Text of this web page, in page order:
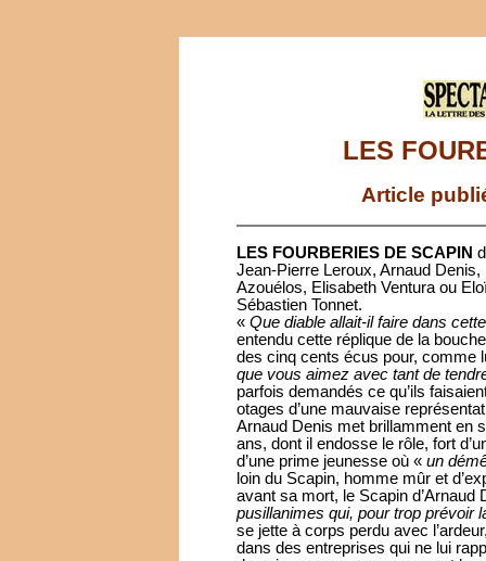
LES
Article
LES FOURBERIES DE SCAPIN
Jean-Pierre Leroux, Arnaud
Azouélos, Elisabeth Ventura ou
Sébastien Tonnet.
« Que diable allait-il faire dans
entendu cette réplique de la
des cinq cents écus pour, comme
que vous aimez avec tant de
parfois demandés ce qu’ils
otages d’une mauvaise
Arnaud Denis met brillamment en
ans, dont il endosse le rôle, fort
d’une prime jeunesse où « un
loin du Scapin, homme mûr et
avant sa mort, le Scapin
pusillanimes qui, pour trop prévoir
se jette à corps perdu avec
dans des entreprises qui ne lui